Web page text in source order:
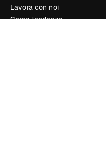
Lavora con noi
Cerca tendenze